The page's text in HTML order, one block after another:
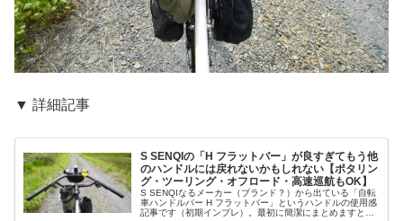
▼ 詳細記事
S SENQIの「H フラットバー」が良すぎてもう他
のハンドルには戻れないかもしれない【ポタリン
グ・ツーリング・オフロード・高速巡航もOK】
S SENQIなるメーカー（ブランド？）から出ている「自転
車ハンドルバー H フラットバー」というハンドルの使用感
記事です（初期インプレ）。最初に簡潔にまとめますと、